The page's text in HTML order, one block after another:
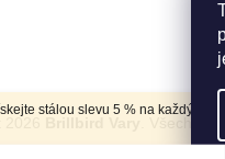
stálou slevu 5 % na každý
. Všechna